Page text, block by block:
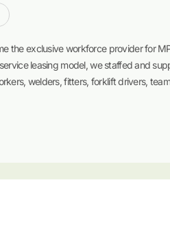
the exclusive workforce provider for
leasing model, we staffed and
welders, fitters, forklift drivers,